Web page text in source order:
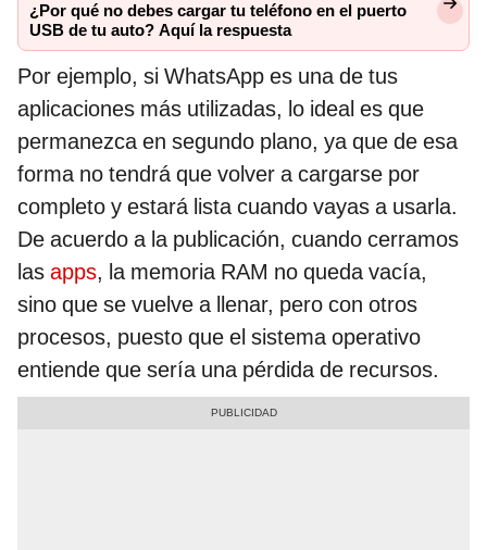
¿Por qué no debes cargar tu teléfono en el puerto
USB de tu auto? Aquí la respuesta
Por ejemplo, si WhatsApp es una de tus
aplicaciones más utilizadas, lo ideal es que
permanezca en segundo plano, ya que de esa
forma no tendrá que volver a cargarse por
completo y estará lista cuando vayas a usarla.
De acuerdo a la publicación, cuando cerramos
las apps, la memoria RAM no queda vacía,
sino que se vuelve a llenar, pero con otros
procesos, puesto que el sistema operativo
entiende que sería una pérdida de recursos.